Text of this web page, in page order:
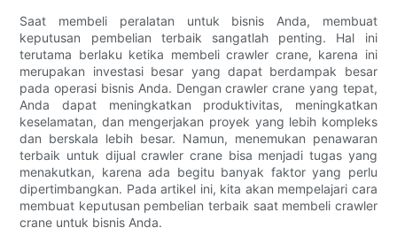
Saat membeli peralatan untuk bisnis Anda, membuat
keputusan pembelian terbaik sangatlah penting. Hal ini
terutama berlaku ketika membeli crawler crane, karena ini
merupakan investasi besar yang dapat berdampak besar
pada operasi bisnis Anda. Dengan crawler crane yang tepat,
Anda dapat meningkatkan produktivitas, meningkatkan
keselamatan, dan mengerjakan proyek yang lebih kompleks
dan berskala lebih besar. Namun, menemukan penawaran
terbaik untuk dijual crawler crane bisa menjadi tugas yang
menakutkan, karena ada begitu banyak faktor yang perlu
dipertimbangkan. Pada artikel ini, kita akan mempelajari cara
membuat keputusan pembelian terbaik saat membeli crawler
crane untuk bisnis Anda.